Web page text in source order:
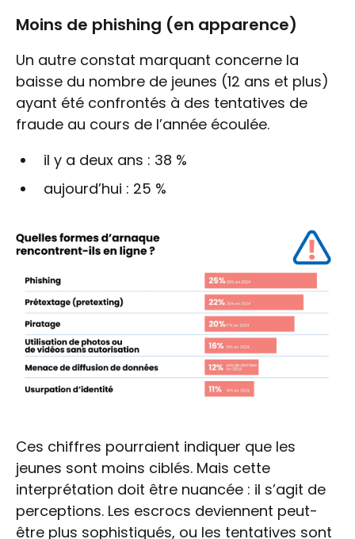
Moins de phishing (en apparence)
Un autre constat marquant concerne la
baisse du nombre de jeunes (12 ans et plus)
ayant été confrontés à des tentatives de
fraude au cours de l’année écoulée.
il y a deux ans : 38 %
aujourd’hui : 25 %
Ces chiffres pourraient indiquer que les
jeunes sont moins ciblés. Mais cette
interprétation doit être nuancée : il s’agit de
perceptions. Les escrocs deviennent peut-
être plus sophistiqués, ou les tentatives sont